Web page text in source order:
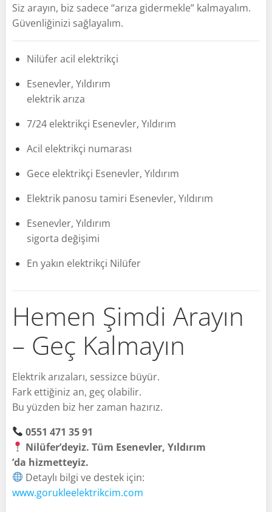
Siz arayın, biz sadece “arıza gidermekle” kalmayalım.
Güvenliğinizi sağlayalım.
Nilüfer acil elektrikçi
Esenevler, Yıldırım
elektrik arıza
7/24 elektrikçi Esenevler, Yıldırım
Acil elektrikçi numarası
Gece elektrikçi Esenevler, Yıldırım
Elektrik panosu tamiri Esenevler, Yıldırım
Esenevler, Yıldırım
sigorta değişimi
En yakın elektrikçi Nilüfer
Hemen Şimdi Arayın
– Geç Kalmayın
Elektrik arızaları, sessizce büyür.
Fark ettiğiniz an, geç olabilir.
Bu yüzden biz her zaman hazırız.
0551 471 35 91
Nilüfer’deyiz. Tüm Esenevler, Yıldırım
’da hizmetteyiz.
Detaylı bilgi ve destek için:
www.gorukleelektrikcim.com